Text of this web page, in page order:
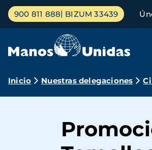
Pasar
contenido
Menú
principal
900 811 888 BIZUM 33439
Ruta
navegación
Inicio Nuestras delegaciones